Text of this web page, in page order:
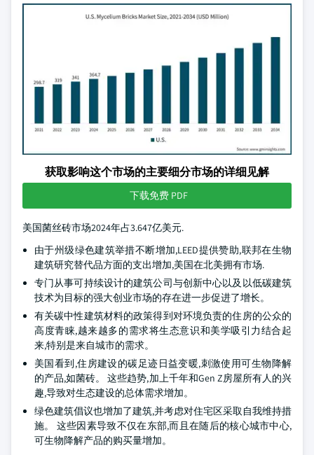
获取影响这个市场的主要细分市场的详细见解
下载免费 PDF
美国菌丝砖市场2024年占3.647亿美元.
由于州级绿色建筑举措不断增加,LEED提供赞助,联邦在生物
建筑研究替代品方面的支出增加,美国在北美拥有市场.
专门从事可持续设计的建筑公司与创新中心以及以低碳建筑
技术为目标的强大创业市场的存在进一步促进了增长。
有关碳中性建筑材料的政策得到对环境负责的住房的公众的
高度青睐,越来越多的需求将生态意识和美学吸引力结合起
来,特别是来自城市的需求。
美国看到,住房建设的碳足迹日益变暖,刺激使用可生物降解
的产品,如菌砖。 这些趋势,加上千年和Gen Z房屋所有人的兴
趣,导致对生态建设的总体需求增加。
绿色建筑倡议也增加了建筑,并考虑对住宅区采取自我维持措
施。 这些因素导致不仅在东部,而且在随后的核心城市中心,
可生物降解产品的购买量增加。